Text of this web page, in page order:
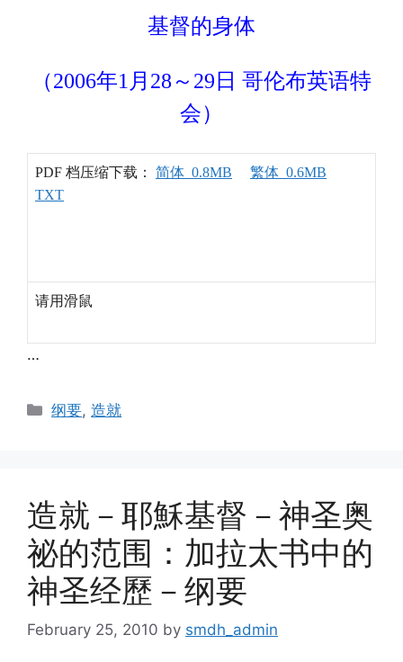
基督的身体
（2006年1月28～29日 哥伦布英语特
会）
PDF 档压缩下载： 简体 0.8MB
繁体 0.6MB
TXT
请用滑鼠
…
Categories
纲要,造就
造就－耶穌基督－神圣奥
祕的范围：加拉太书中的
神圣经歷－纲要
February 25, 2010 by smdh_admin